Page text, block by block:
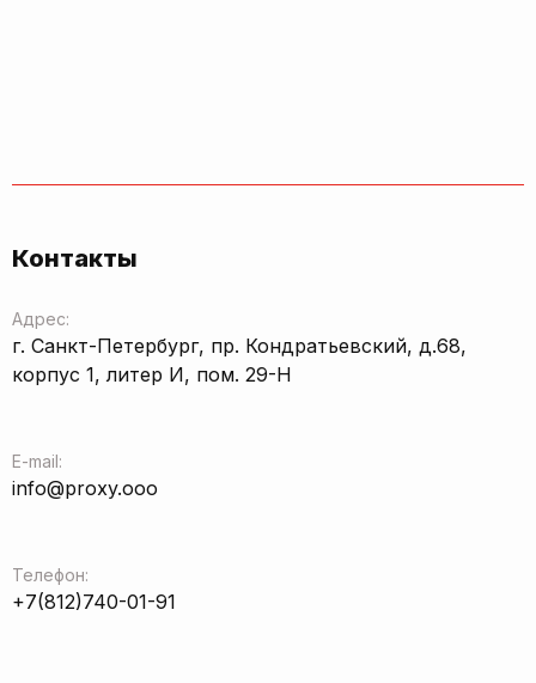
Контакты
Адрес:
г. Санкт-Петербург, пр. Кондратьевский, д.68,
корпус 1, литер И, пом. 29-Н
E-mail:
info@proxy.ooo
Телефон:
+7(812)740-01-91